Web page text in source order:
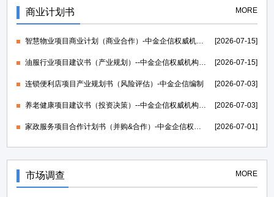
商业计划书 MORE
智慧物业项目商业计划（商业合作）-中金企信权威机构编制 [2026-07-15]
油服行业项目建议书（产业规划）--中金企信权威机构编制 [2026-07-15]
连锁便利店项目产业规划书（风险评估）-中金企信编制 [2026-07-03]
养老健康项目建议书（投资决策）--中金企信权威机构编制 [2026-07-03]
家政服务项目合作计划书（并购&合作）-中金企信权威机构编制 [2026-07-01]
市场调查 MORE